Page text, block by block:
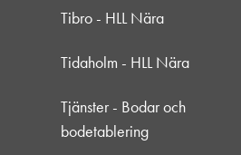
Tibro - HLL Nära
Tidaholm - HLL Nära
Tjänster - Bodar och
bodetablering